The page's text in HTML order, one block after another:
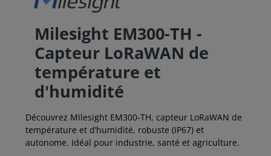
Milesight EM300-TH -
Capteur LoRaWAN de
température et
d'humidité
Découvrez Milesight EM300-TH, capteur LoRaWAN de
température et d’humidité, robuste (IP67) et
autonome. Idéal pour industrie, santé et agriculture.